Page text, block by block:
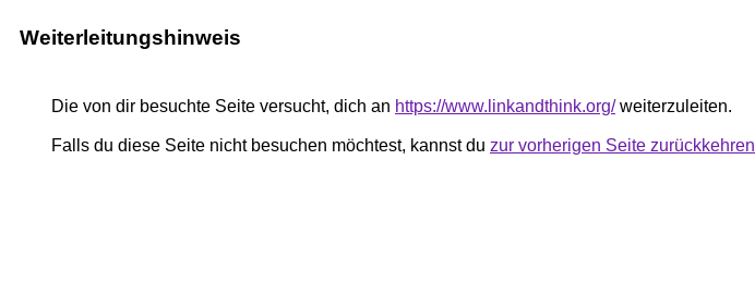
Weiterleitungshinweis
Die von dir besuchte Seite versucht, dich an https://www.linkandthink.org/weiterzuleiten.
Falls du diese Seite nicht besuchen möchtest, kannst du zur vorherigen Seite zurückkehren